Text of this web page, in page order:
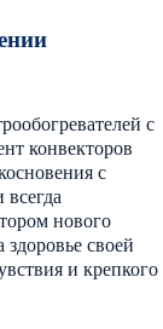
с
конвекторов
с
нового
здоровье своей
и крепкого